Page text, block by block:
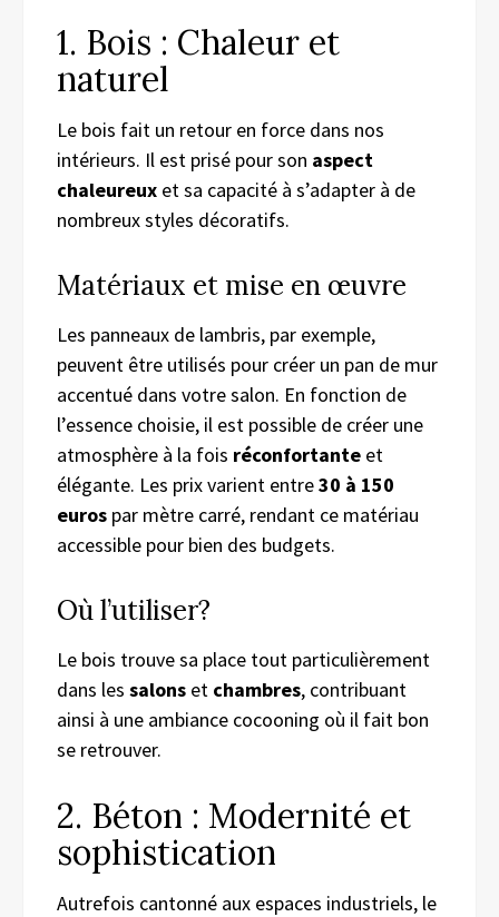
1. Bois : Chaleur et
naturel
Le bois fait un retour en force dans nos
intérieurs. Il est prisé pour son aspect
chaleureux et sa capacité à s’adapter à de
nombreux styles décoratifs.
Matériaux et mise en œuvre
Les panneaux de lambris, par exemple,
peuvent être utilisés pour créer un pan de mur
accentué dans votre salon. En fonction de
l’essence choisie, il est possible de créer une
atmosphère à la fois réconfortante et
élégante. Les prix varient entre30 à 150
euros par mètre carré, rendant ce matériau
accessible pour bien des budgets.
Où l’utiliser?
Le bois trouve sa place tout particulièrement
dans les salons et chambres, contribuant
ainsi à une ambiance cocooning où il fait bon
se retrouver.
2. Béton : Modernité et
sophistication
Autrefois cantonné aux espaces industriels, le